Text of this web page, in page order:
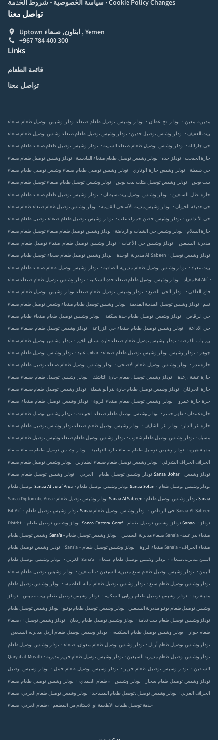
سياسة الخصوصية شروط الخدمة Cookie Policy Changes
تواصل معنا
Uptown ابتاون, صنعاء , Yemen
+967 784 400 300
Links
قائمة الطعام
تواصل معنا
نودلز وشبس توصيل طعام صنعاء‎ فج عطان . نودلز وشبس توصيل طعام صنعاء‎ مديرية معين . نودلز
وشبس توصيل طعام صنعاء‎ حدين. نودلز وشبس توصيل طعام صنعاء‎ بيت العفيف . نودلز وشبس توصيل
طعام صنعاء‎ السنينه . نودلز وشبس توصيل طعام صنعاء‎ حي جارالله . نودلز وشبس توصيل طعام صنعاء‎
القادسية. نودلز وشبس توصيل طعام صنعاء‎ حده. نودلز وشبس توصيل طعام صنعاء‎ حارة الجبجب. نودلز
وشبس توصيل طعام صنعاء‎ حارة الوتاري . نودلز وشبس توصيل طعام صنعاء‎ حي شميلة . نودلز وشبس
توصيل طعام صنعاء‎ مثلث بيت بوس. نودلز وشبس توصيل طعام صنعاء‎ بيت بوس . نودلز وشبس توصيل
طعام صنعاء‎ بيت سبطان . نودلز وشبس توصيل طعام صنعاء‎ حارة بطل السبعين . نودلز وشبس توصيل
طعام صنعاء‎ مدينة الأصبحي القديمه. نودلز وشبس توصيل طعام صنعاء‎ حي حديقة الحيوان . نودلز وشبس
توصيل طعام صنعاء‎ حصن حمراء علب . نودلز وشبس توصيل طعام صنعاء‎ حي الأندلس . نودلز وشبس
توصيل طعام صنعاء‎ حي الشباب والرياضة. نودلز وشبس توصيل طعام صنعاء‎ حارة السلام. نودلز وشبس
توصيل طعام صنعاء‎ حي الأعناب . نودلز وشبس توصيل طعام صنعاء‎ مديرية السبعين . نودلز وشبس
توصيل طعام صنعاء‎ مديرية الوحدة . نودلز وشبس توصيل طعام صنعاء‎ Al Sabeen . نودلز وشبس توصيل
طعام صنعاء‎ مديرية الصافية . نودلز وشبس توصيل طعام صنعاء‎ بيت معياد . نودلز وشبس توصيل طعام
صنعاء‎ حده السكنيه . نودلز وشبس توصيل طعام صنعاء‎ معياد . نودلز وشبس توصيل طعام صنعاء‎ Bit Afif .
نودلز وشبس توصيل طعام صنعاء‎ الحي الضيع . نودلز وشبس توصيل طعام صنعاء‎ قاع العلفي . نودلز
وشبس توصيل طعام صنعاء‎ المدينة القديمة. نودلز وشبس توصيل طعام صنعاء‎ نقم. نودلز وشبس توصيل
طعام صنعاء‎ حدة سكنية . نودلز وشبس توصيل طعام صنعاء‎ حي الرقاص . نودلز وشبس توصيل طعام
صنعاء‎ حي الزراعة . نودلز وشبس توصيل طعام صنعاء‎ حي الاذاعة . نودلز وشبس توصيل طعام صنعاء‎
حارة بستان الخير . نودلز وشبس توصيل طعام صنعاء‎ باب الفرضة. نودلز وشبس توصيل طعام صنعاء‎ بير
عبيد. نودلز وشبس توصيل طعام صنعاء‎ Johar . نودلز وشبس توصيل طعام صنعاء‎ جوهر . نودلز وشبس
توصيل طعام صنعاء‎ الاصبحي . نودلز وشبس توصيل طعام صنعاء‎ حارة غدر . نودلز وشبس توصيل طعام
صنعاء‎ حارة التاشك . نودلز وشبس توصيل طعام صنعاء‎ حارة عشة رعدة . نودلز وشبس توصيل طعام
صنعاء‎ حارة بئر أبو شملة . نودلز وشبس توصيل طعام صنعاء‎ حارة الحرقان. نودلز وشبس توصيل طعام
صنعاء‎ فروة . نودلز وشبس توصيل طعام صنعاء‎ حارة عمرو . نودلز وشبس توصيل طعام صنعاء‎ حرة
الحويدث. نودلز وشبس توصيل طعام صنعاء‎ ظهر حمير . نودلز وشبس توصيل طعام صنعاء‎ حارة غمدان .
نودلز وشبس توصيل طعام صنعاء‎ بئر الشايف . نودلز وشبس توصيل طعام صنعاء‎ حارة بئر الدار . نودلز
وشبس توصيل طعام صنعاء‎ شعوب. نودلز وشبس توصيل طعام صنعاء‎ مسيك. نودلز وشبس توصيل طعام
صنعاء‎ حارة النهامية . نودلز وشبس توصيل طعام صنعاء‎ هبره . نودلز وشبس توصيل طعام صنعاء‎ مدينة
الطيارين. نودلز وشبس توصيل طعام صنعاء‎ الجراف الشرقي. نودلز وشبس توصيل طعام صنعاء‎ الجراف
الغربي . . نودلز وشبس توصيل طعام Sanaa Johar . نودلز وشبس
توصيل طعام Sanaa Al Jeraf Area . نودلز وشبس توصيل طعام Sanaa Sofan . نودلز وشبس توصيل طعام
Sanaa Diplomatic Area . نودلز وشبس توصيل طعام Sanaa Al Sabeen .نودلز وشبس توصيل طعام Sanaa
Bit Afif . نودلز وشبس توصيل طعام Sanaa حي الرقاص . نودلز وشبس توصيل طعام Sanaa Al Sabeen
District . نودلز وشبس توصيل طعام Sanaa Eastern Geraf . نودلز وشبس توصيل طعام Sanaa . نودلز
وشبس توصيل طعام Sana'a - صنعاء مديرية السبعين.
نودلز وشبس توصيل طعام Sana'a - صنعاء بير عبيد
.
نودلز وشبس توصيل طعام Sana'a - صنعاء فروة . نودلز وشبس توصيل طعام Sana'a - صنعاء الجراف
الغربي . نودلز وشبس توصيل طعام Sana'a - صنعاء . نودلز وشبس توصيل طعام صنعاء‎،اليمن مديرية
السبعين . نودلز وشبس توصيل طعام صنعاء‎،اليمن . نودلز وشبس توصيل طعام سنع مديرية السبعين .
نودلز وشبس توصيل طعام سنع. نودلز وشبس توصيل طعام أمانة العاصمة، . نودلز وشبس توصيل طعام
مدينة ريد . نودلز وشبس توصيل طعام روابي السكنيه . نودلز وشبس توصيل طعام بيت حمبص . نودلز
وشبس توصيل طعام يونيو مديرية السبعين. نودلز وشبس توصيل طعام يونيو . نودلز وشبس توصيل طعام
صنعاء‎، . نودلز وشبس توصيل طعام بيت نعامة . نودلز وشبس توصيل طعام ريعان . نودلز وشبس توصيل
طعام جوار . نودلز وشبس توصيل طعام السكنيه، . نودلز وشبس توصيل طعام أرتل مديرية السبعين .
نودلز وشبس توصيل طعام أرتل . نودلز وشبس توصيل طعام سعوان، صنعاء . نودلز وشبس توصيل طعام
Qaryat al-Musalli . نودلز وشبس توصيل طعام مديرية السبعين. نودلز وشبس توصيل طعام حزيز مديرية
السبعين . نودلز وشبس توصيل طعام حزيز . نودلز وشبس توصيل طعام حمل . نودلز وشبس توصيل
طعام الحمدي، . نودلز وشبس توصيل طعام صنعاء‎،، . نودلز وشبس توصيل طعام سحار . نودلز وشبس
توصيل طعام المساجد . نودلز وشبس توصيل طعام الغربي، صنعاء‎، الجراف الغربي. نودلز وشبس توصيل
طعام الغربي، صنعاء‎، .خدمة توصيل طلبات الأطعمة او الاستلام من المطعم